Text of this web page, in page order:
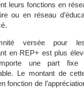
leurs fonctions en
ou en réseau
versée pour
en REP+ est plus
une part
Le montant de
fonction de